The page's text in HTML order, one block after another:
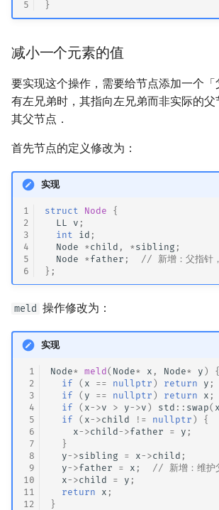
5
}
减小一个元素的值
要实现这个操作，需要给节点添加一个
有左兄弟时，其指向左兄弟而非实际的父
其父节点．
首先节点的定义修改为：
实现
1
2
3
4
5
6
struct Node
{
LL
v ;
int
id ;
Node
* child , * sibling ;
Node
* father ;
// 新增：父指针
};
meld 操作修改为：
实现
1
2
3
4
5
6
7
8
9
10
11
12
Node* meld( Node* x , Node* y )
{
if
( x == nullptr ) return y ;
if
( y == nullptr ) return x ;
if
( x->v > y->v ) std :: swap( x
if
( x->child != nullptr ) {
x->child->father = y ;
}
y->sibling = x->child ;
y->father = x ;
// 新增：维护
x->child = y ;
return
x ;
}